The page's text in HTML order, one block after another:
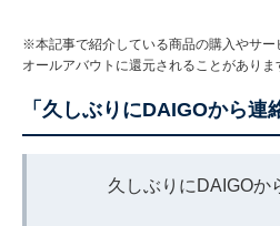
※本記事で紹介している商品の購入やサ
オールアバウトに還元されることがありま
「久しぶりにDAIGOから連
久しぶりにDAIGOか